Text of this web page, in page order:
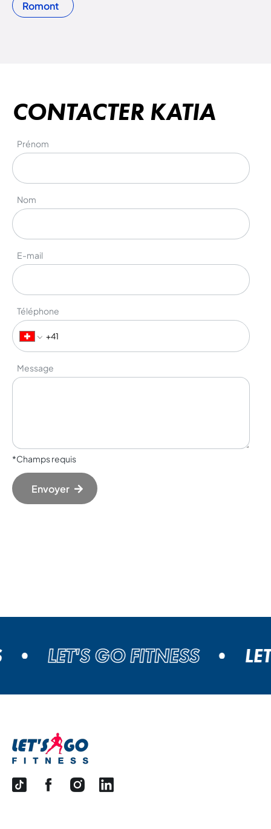
Romont
CONTACTER KATIA
Prénom
Nom
E-mail
Téléphone
Message
*Champs requis
Envoyer
LET'S GO FITNESS